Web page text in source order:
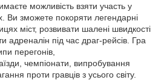
можливість взяти участь у
Ви зможете покоряти легендарні
міст, розвивати шалені швидкості
адреналін під час драг-рейсів. Гра
перегонів,
чемпіонати, випробування
проти гравців з усього світу.